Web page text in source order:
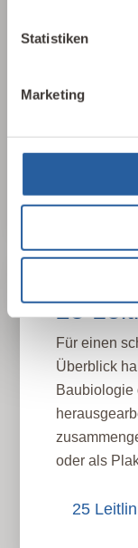
Statistiken
Marketing
gebauten
Natur aus?
25
Für einen
Überblick
Baubiologie
oder als
25